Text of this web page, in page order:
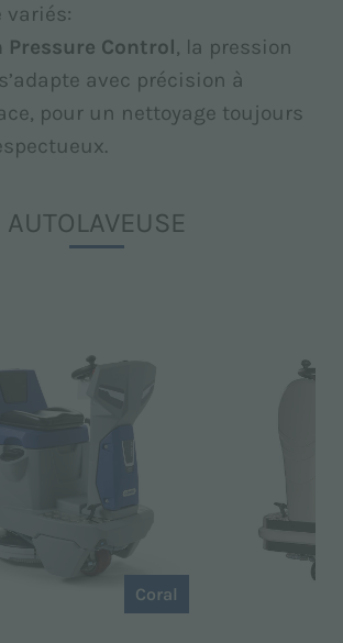
variés:
Pressure Control, la pression
avec précision à
pour un nettoyage toujours
AUTOLAVEUSE
Coral